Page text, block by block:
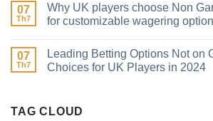
07
Th7
Why UK players choose Non
for customizable wagering
07
Th7
Leading Betting Options Not on
Choices for UK Players in 2024
TAG CLOUD